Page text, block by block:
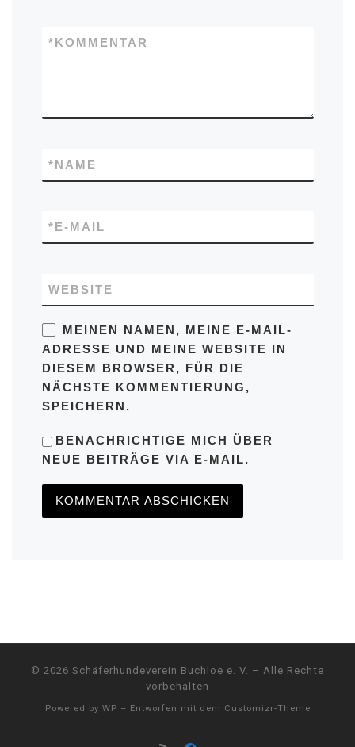
KOMMENTAR
*
NAME
*
E-MAIL
*
WEBSITE
MEINEN NAMEN, MEINE E-MAIL-
ADRESSE UND MEINE WEBSITE IN
DIESEM BROWSER, FÜR DIE
NÄCHSTE KOMMENTIERUNG,
SPEICHERN.
BENACHRICHTIGE MICH ÜBER
NEUE BEITRÄGE VIA E-MAIL.
© 2026 Schäferhundeverein Buchloe e. V. – Alle Rechte
vorbehalten
Powered by WP – Entworfen mit dem Customizr-Theme